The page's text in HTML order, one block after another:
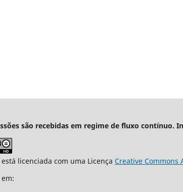
são recebidas em regime de fluxo contínuo.
licenciada com uma Licença Creative Commons